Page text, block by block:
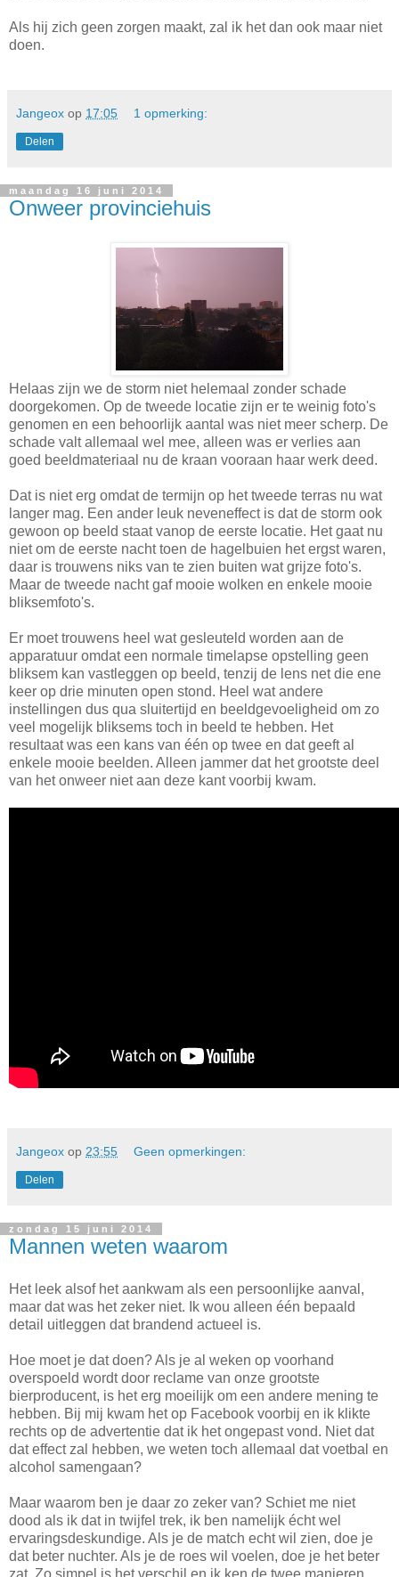
Als hij zich geen zorgen maakt, zal ik het dan ook maar niet
doen.
Jangeox op 17:05 1 opmerking:
Delen
maandag 16 juni 2014
Onweer provinciehuis
Helaas zijn we de storm niet helemaal zonder schade
doorgekomen. Op de tweede locatie zijn er te weinig foto's
genomen en een behoorlijk aantal was niet meer scherp. De
schade valt allemaal wel mee, alleen was er verlies aan
goed beeldmateriaal nu de kraan vooraan haar werk deed.
Dat is niet erg omdat de termijn op het tweede terras nu wat
langer mag. Een ander leuk neveneffect is dat de storm ook
gewoon op beeld staat vanop de eerste locatie. Het gaat nu
niet om de eerste nacht toen de hagelbuien het ergst waren,
daar is trouwens niks van te zien buiten wat grijze foto's.
Maar de tweede nacht gaf mooie wolken en enkele mooie
bliksemfoto's.
Er moet trouwens heel wat gesleuteld worden aan de
apparatuur omdat een normale timelapse opstelling geen
bliksem kan vastleggen op beeld, tenzij de lens net die ene
keer op drie minuten open stond. Heel wat andere
instellingen dus qua sluitertijd en beeldgevoeligheid om zo
veel mogelijk bliksems toch in beeld te hebben. Het
resultaat was een kans van één op twee en dat geeft al
enkele mooie beelden. Alleen jammer dat het grootste deel
van het onweer niet aan deze kant voorbij kwam.
Jangeox op 23:55 Geen opmerkingen:
Delen
zondag 15 juni 2014
Mannen weten waarom
Het leek alsof het aankwam als een persoonlijke aanval,
maar dat was het zeker niet. Ik wou alleen één bepaald
detail uitleggen dat brandend actueel is.
Hoe moet je dat doen? Als je al weken op voorhand
overspoeld wordt door reclame van onze grootste
bierproducent, is het erg moeilijk om een andere mening te
hebben. Bij mij kwam het op Facebook voorbij en ik klikte
rechts op de advertentie dat ik het ongepast vond. Niet dat
dat effect zal hebben, we weten toch allemaal dat voetbal en
alcohol samengaan?
Maar waarom ben je daar zo zeker van? Schiet me niet
dood als ik dat in twijfel trek, ik ben namelijk écht wel
ervaringsdeskundige. Als je de match echt wil zien, doe je
dat beter nuchter. Als je de roes wil voelen, doe je het beter
zat. Zo simpel is het verschil en ik ken de twee manieren.